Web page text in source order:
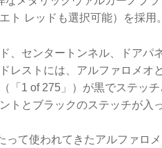
ト レッドも選択可能）を採用。
、センタートンネル、ドアパ
レストには、アルファロメオ
「1 of 275」）が黒でステッ
トとブラックのステッチが入
って使われてきたアルファロ